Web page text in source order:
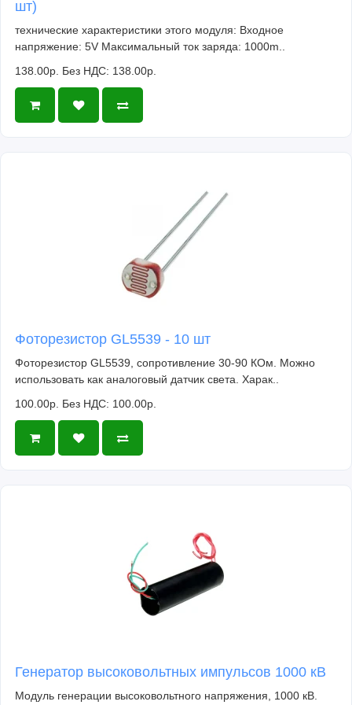
шт)
технические характеристики этого модуля: Входное
напряжение: 5V Максимальный ток заряда: 1000m..
138.00р. Без НДС: 138.00р.
Фоторезистор GL5539 - 10 шт
Фоторезистор GL5539, сопротивление 30-90 КОм. Можно
использовать как аналоговый датчик света. Харак..
100.00р. Без НДС: 100.00р.
Генератор высоковольтных импульсов 1000 кВ
Модуль генерации высоковольтного напряжения, 1000 кВ.